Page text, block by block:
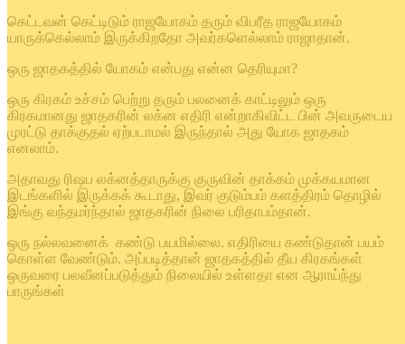
கெட்டவன் கெட்டிடும் ராஜயோகம் தரும் விபரீத ராஜயோகம்
யாருக்கெல்லாம் இருக்கிறதோ அவர்களெல்லாம் ராஜாதான்.
ஒரு ஜாதகத்தில் யோகம் என்பது என்ன தெரியுமா?
ஒரு கிரகம் உச்சம் பெற்று தரும் பலனைக் காட்டிலும் ஒரு
கிரகமானது ஜாதகரின் லக்ன எதிரி என்றாகிவிட்ட பின் அவருடைய
முரட்டு தாக்குதல் ஏற்படாமல் இருந்தால் அது யோக ஜாதகம்
எனலாம்.
அதாவது ரிஷப லக்னத்தாருக்கு குருவின் தாக்கம் முக்கயமான
இடங்களில் இருக்கக் கூடாது, இவர் குடும்பம் களத்திரம் தொழில்
இங்கு வந்தமர்ந்தால் ஜாதகரின் நிலை பரிதாபம்தான்.
ஒரு நல்லவனைக் கண்டு பயமில்லை. எதிரியை கண்டுதான் பயம்
கொள்ள வேண்டும். அப்படித்தான் ஜாதகத்தில் தீய கிரகங்கள்
ஒருவரை பலவீனப்படுத்தும் நிலையில் உள்ளதா என ஆராய்ந்து
பாருங்கள்